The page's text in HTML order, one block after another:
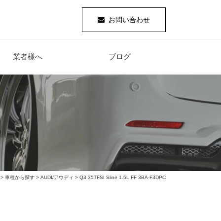
お問い合わせ
業者様へ ブログ
車種から探す > AUDI/アウディ > Q3 35TFSI Sline 1.5L FF 3BA-F3DPC